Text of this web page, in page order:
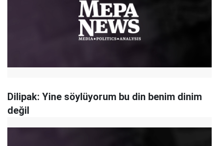
Dilipak: Yine söylüyorum bu din benim dinim
değil